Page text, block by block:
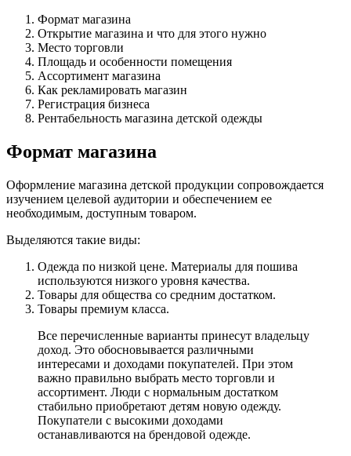
Формат магазина
Открытие магазина и что для этого нужно
Место торговли
Площадь и особенности помещения
Ассортимент магазина
Как рекламировать магазин
Регистрация бизнеса
Рентабельность магазина детской одежды
Формат магазина
Оформление магазина детской продукции сопровождается
изучением целевой аудитории и обеспечением ее
необходимым, доступным товаром.
Выделяются такие виды:
Одежда по низкой цене. Материалы для пошива
используются низкого уровня качества.
Товары для общества со средним достатком.
Товары премиум класса.
Все перечисленные варианты принесут владельцу
доход. Это обосновывается различными
интересами и доходами покупателей. При этом
важно правильно выбрать место торговли и
ассортимент. Люди с нормальным достатком
стабильно приобретают детям новую одежду.
Покупатели с высокими доходами
останавливаются на брендовой одежде.